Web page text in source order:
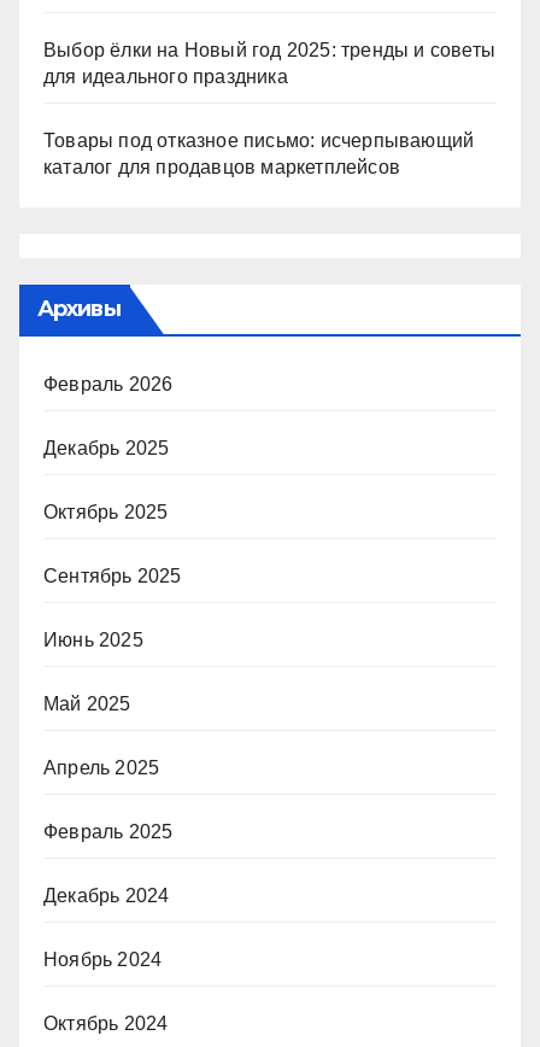
Выбор ёлки на Новый год 2025: тренды и советы
для идеального праздника
Товары под отказное письмо: исчерпывающий
каталог для продавцов маркетплейсов
Архивы
Февраль 2026
Декабрь 2025
Октябрь 2025
Сентябрь 2025
Июнь 2025
Май 2025
Апрель 2025
Февраль 2025
Декабрь 2024
Ноябрь 2024
Октябрь 2024